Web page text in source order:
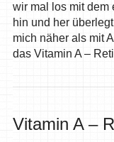
wir mal los mit dem
hin und her
mich näher als mit
das Vitamin A –
Vitamin A –